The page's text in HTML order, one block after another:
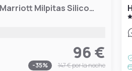
SpringHill Suites by Marriott Milpitas Silicon Valley
96 €
-35% 147 €por la noche